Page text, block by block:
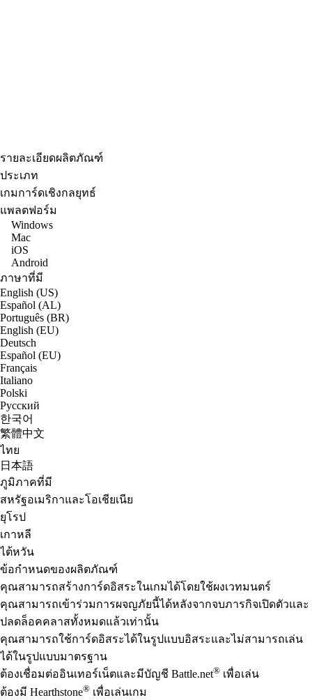
รายละเอียดผลิตภัณฑ์
ประเภท
เกมการ์ดเชิงกลยุทธ์
แพลตฟอร์ม
Windows
Mac
iOS
Android
ภาษาที่มี
English (US)
Español (AL)
Português (BR)
English (EU)
Deutsch
Español (EU)
Français
Italiano
Polski
Русский
한국어
繁體中文
ไทย
日本語
ภูมิภาคที่มี
สหรัฐอเมริกาและโอเชียเนีย
ยุโรป
เกาหลี
ไต้หวัน
ข้อกำหนดของผลิตภัณฑ์
คุณสามารถสร้างการ์ดอิสระในเกมได้โดยใช้ผงเวทมนตร์
คุณสามารถเข้าร่วมการผจญภัยนี้ได้หลังจากจบภารกิจเปิดตัวและ
ปลดล็อคคลาสทั้งหมดแล้วเท่านั้น
คุณสามารถใช้การ์ดอิสระได้ในรูปแบบอิสระและไม่สามารถเล่น
ได้ในรูปแบบมาตรฐาน
ต้องเชื่อมต่ออินเทอร์เน็ตและมีบัญชี Battle.net® เพื่อเล่น
ต้องมี Hearthstone® เพื่อเล่นเกม